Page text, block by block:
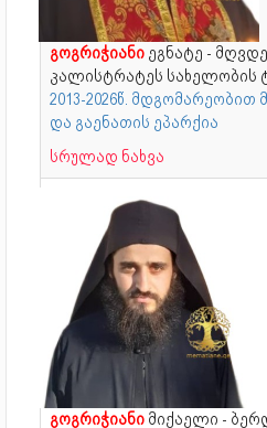
გოგრიჭიანი ეგნატე -
კალისტრატეს სახელობის
2013-2026წ.
და გაენათის ეპარქია
სრულად ნახვა
გოგრიჭიანი მიქაელი -